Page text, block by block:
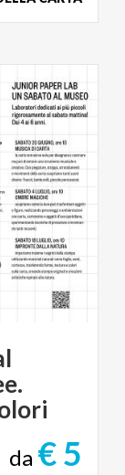
da € 5